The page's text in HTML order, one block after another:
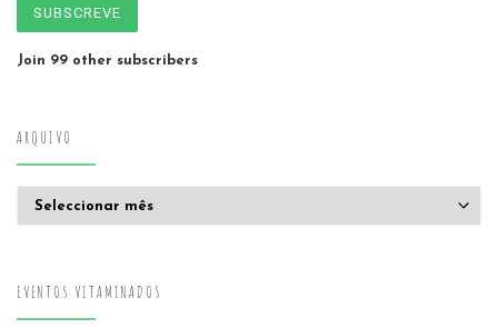
SUBSCREVE
Join 99 other subscribers
ARQUIVO
EVENTOS VITAMINADOS